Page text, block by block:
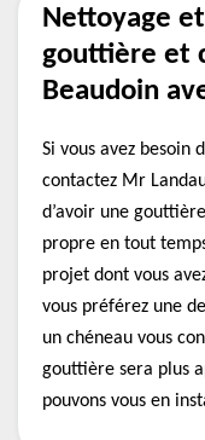
Nettoyage
gouttière et
Beaudoin
Si vous avez besoin
contactez Mr
d’avoir une
propre en tout
projet dont vous
vous préférez une
un chéneau vous
gouttière sera plus
pouvons vous en